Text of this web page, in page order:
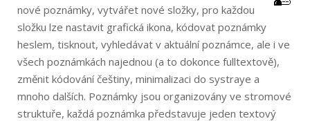
nové poznámky, vytvářet nové složky, pro každou
složku lze nastavit grafická ikona, kódovat poznámky
heslem, tisknout, vyhledávat v aktuální poznámce, ale i ve
všech poznámkách najednou (a to dokonce fulltextově),
změnit kódování češtiny, minimalizaci do systraye a
mnoho dalších. Poznámky jsou organizovány ve stromové
struktuře, každá poznámka představuje jeden textový